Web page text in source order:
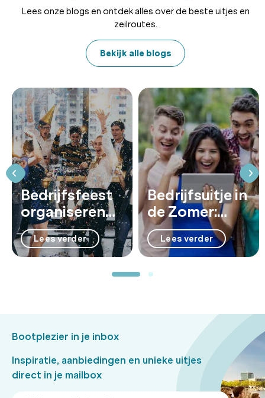
Lees onze blogs en ontdek alles over de beste uitjes en
zeilroutes.
Bekijk alle blogs
Bedrijfsfeest
organiseren
voor een
onvergetelijke
dag
Lees verder
Bedrijfsuitje in
de Zomer:
ideeën en tips.
Lees verder
Bootplezier in je inbox
Inspiratie, aanbiedingen en unieke uitjes
direct in je mailbox